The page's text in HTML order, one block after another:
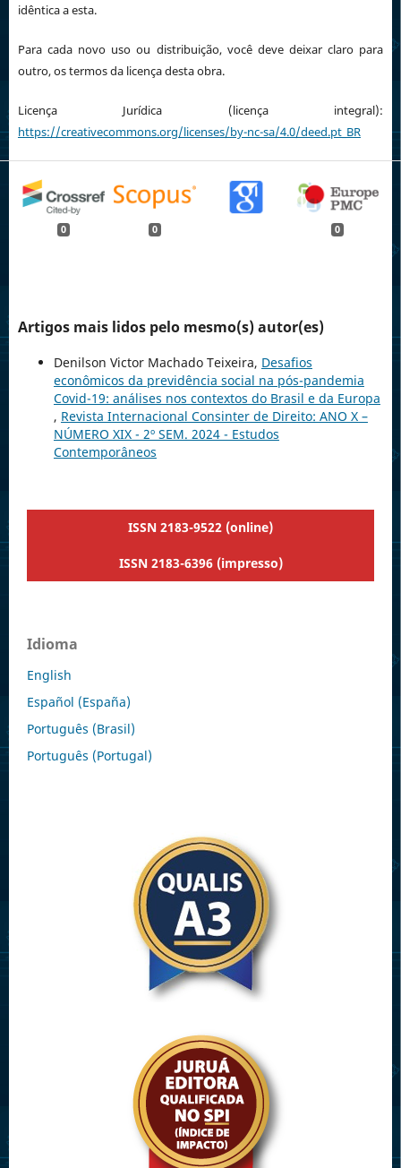
idêntica a esta.
Para cada novo uso ou distribuição, você deve deixar claro para
outro, os termos da licença desta obra.
Licença Jurídica (licença integral):
https://creativecommons.org/licenses/by-nc-sa/4.0/deed.pt_BR
0 0 0
Artigos mais lidos pelo mesmo(s) autor(es)
Denilson Victor Machado Teixeira, Desafios
econômicos da previdência social na pós-pandemia
Covid-19: análises nos contextos do Brasil e da Europa
, Revista Internacional Consinter de Direito: ANO X –
NÚMERO XIX - 2º SEM. 2024 - Estudos
Contemporâneos
ISSN 2183-9522 (online)
ISSN 2183-6396 (impresso)
Idioma
English
Español (España)
Português (Brasil)
Português (Portugal)